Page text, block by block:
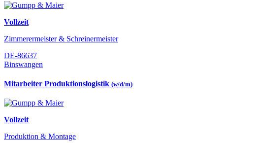
Vollzeit
Zimmerermeister & Schreinermeister
DE-86637
Binswangen
Mitarbeiter Produktionslogistik (w/d/m)
Vollzeit
Produktion & Montage